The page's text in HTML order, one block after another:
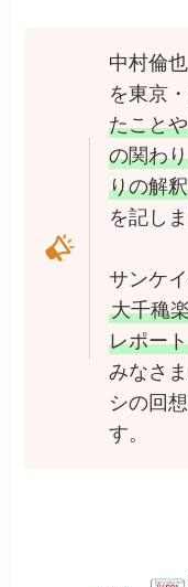
中村倫
を東京
たこと
の関わ
りの解釈
を記しま
サンケ
大千穐
レポート
みなさ
シの回
す。